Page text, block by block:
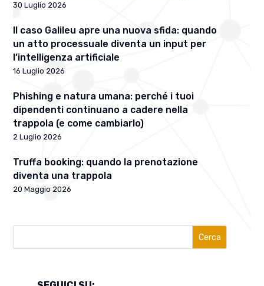
30 Luglio 2026
Il caso Galileu apre una nuova sfida: quando
un atto processuale diventa un input per
l’intelligenza artificiale
16 Luglio 2026
Phishing e natura umana: perché i tuoi
dipendenti continuano a cadere nella
trappola (e come cambiarlo)
2 Luglio 2026
Truffa booking: quando la prenotazione
diventa una trappola
20 Maggio 2026
Cerca